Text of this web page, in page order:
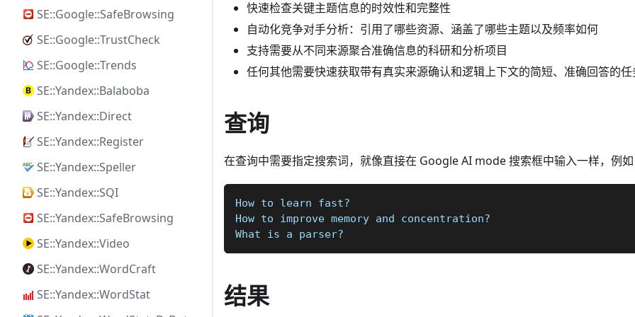
SE::Google::SafeBrowsing
SE::Google::TrustCheck
SE::Google::Trends
SE::Yandex::Balaboba
SE::Yandex::Direct
SE::Yandex::Register
SE::Yandex::Speller
SE::Yandex::SQI
SE::Yandex::SafeBrowsing
SE::Yandex::Video
SE::Yandex::WordCraft
SE::Yandex::WordStat
快速检查关键主题信息的时效性和完整性
自动化竞争对手分析：引用了哪些资源、涵盖了哪些主题以及频率如何
支持需要从不同来源聚合准确信息的科研和分析项目
任何其他需要快速获取带有真实来源确认和逻辑上下文的简短、准确回答的任
查询
在查询中需要指定搜索词，就像直接在 Google AI mode 搜索框中输入一样，例
How to learn fast?
How to improve memory and concentration?
What is a parser?
结果